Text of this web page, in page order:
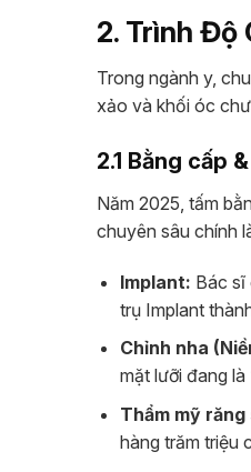
2. Trình Độ
Trong ngành y,
xảo và khối óc
2.1 Bằng cấp
Năm 2025, tấm
chuyên sâu chính
Implant: Bác sĩ
trụ Implant
Chỉnh nha
mặt lưỡi đang
Thẩm mỹ răng
hàng trăm triệu